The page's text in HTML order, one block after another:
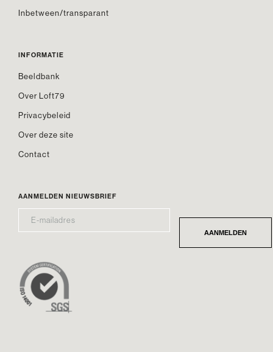
Inbetween/transparant
INFORMATIE
Beeldbank
Over Loft79
Privacybeleid
Over deze site
Contact
AANMELDEN NIEUWSBRIEF
MAILADRES* AANMELDEN